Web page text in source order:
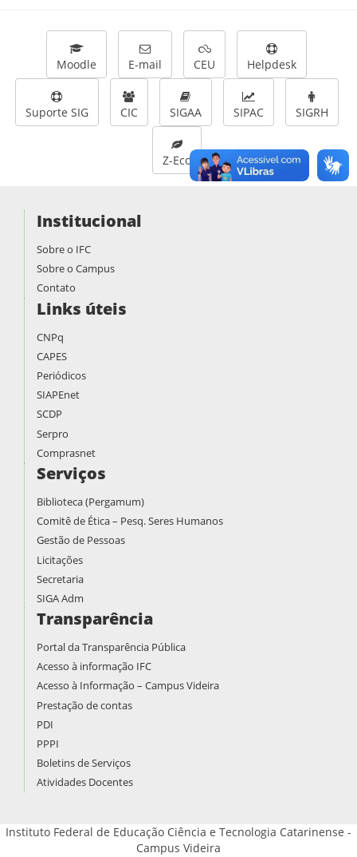
Moodle E-mail CEU Helpdesk
Suporte SIG CIC SIGAA SIPAC SIGRH
Z-Eco
Institucional
Sobre o IFC
Sobre o Campus
Contato
Links úteis
CNPq
CAPES
Periódicos
SIAPEnet
SCDP
Serpro
Comprasnet
Serviços
Biblioteca (Pergamum)
Comitê de Ética – Pesq. Seres Humanos
Gestão de Pessoas
Licitações
Secretaria
SIGA Adm
Transparência
Portal da Transparência Pública
Acesso à informação IFC
Acesso à Informação – Campus Videira
Prestação de contas
PDI
PPPI
Boletins de Serviços
Atividades Docentes
Instituto Federal de Educação Ciência e Tecnologia Catarinense -
Campus Videira